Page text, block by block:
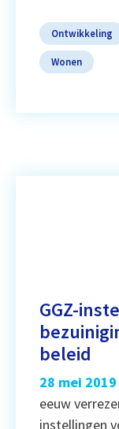
Ontwikkeling
Wonen
GGZ-
beleid
28 mei 2019
eeuw
instellingen